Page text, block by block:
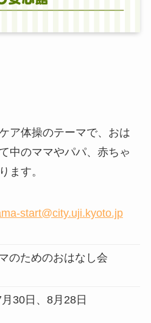
ア体操のテーマで、おは
中のママやパパ、赤ちゃ
ます。
start@city.uji.kyoto.jp
のためのおはなし会
30日、8月28日